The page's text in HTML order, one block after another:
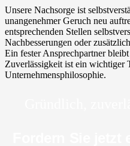
Unsere Nachsorge ist
unangenehmer Geruch neu
entsprechenden Stellen
Nachbesserungen oder
Ein fester Ansprechpartner
Zuverlässigkeit ist ein wichtiger
Unternehmensphilosophie.